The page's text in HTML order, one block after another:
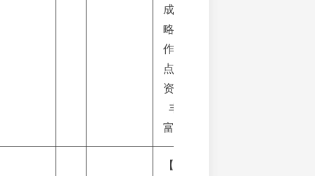
成战
略合
作，
点位
资源
丰
富。
【技